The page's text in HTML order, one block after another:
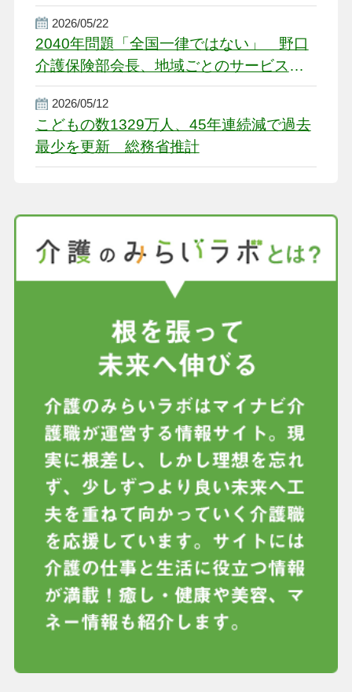
2026/05/22
2040年問題「全国一律ではない」 野口
介護保険部会長、地域ごとのサービス基
盤整備を促す
2026/05/12
こどもの数1329万人、45年連続減で過去
最少を更新 総務省推計